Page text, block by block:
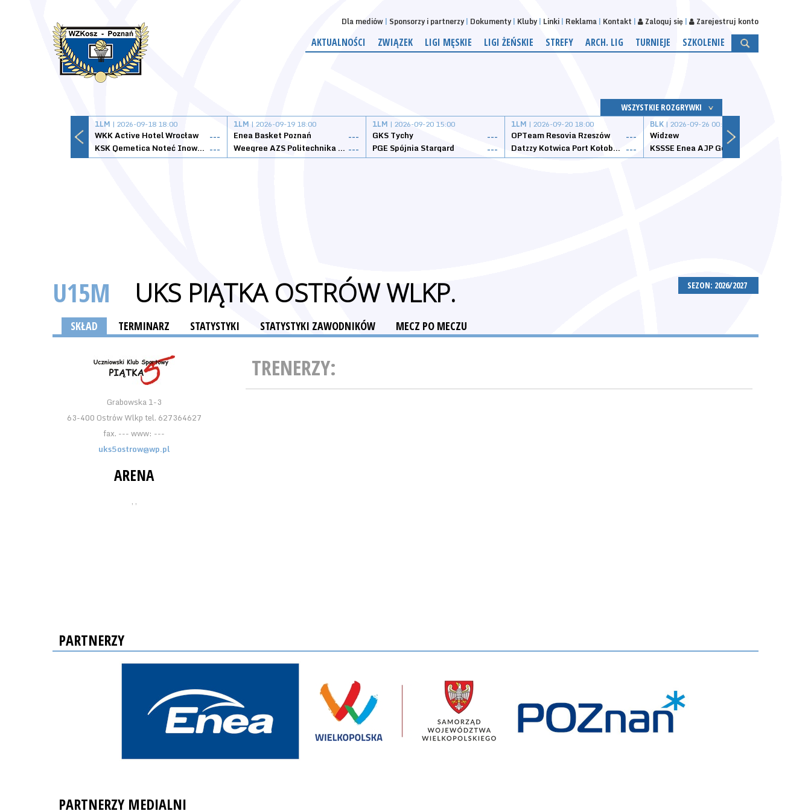
Dla mediów Sponsorzy i partnerzy Dokumenty Kluby Linki Reklama Kontakt Zaloguj się Zarejestruj konto
AKTUALNOŚCI ZWIĄZEK LIGI MĘSKIE LIGI ŻEŃSKIE STREFY ARCH. LIG TURNIEJE SZKOLENIE
WSZYSTKIE ROZGRYWKI
1LM | 2026-09-18 18:00
WKK Active Hotel Wrocław
---
KSK Qemetica Noteć Inowrocław ---
1LM | 2026-09-19 18:00
Enea Basket Poznań
---
Weegree AZS Politechnika Opolska ---
1LM | 2026-09-20 15:00
GKS Tychy
---
PGE Spójnia Stargard
---
1LM | 2026-09-20 18:00
OPTeam Resovia Rzeszów
---
Datzzy Kotwica Port Kołobrzeg ---
BLK | 2026-09-26 00:00
Widzew
SEZON: 2026/2027
U15M UKS PIĄTKA OSTRÓW WLKP.
SKŁAD TERMINARZ STATYSTYKI STATYSTYKI ZAWODNIKÓW MECZ PO MECZU
Grabowska 1-3
63-400 Ostrów Wlkp tel. 627364627
fax. --- www: ---
uks5ostrow@wp.pl
ARENA
, ,
TRENERZY:
PARTNERZY
PARTNERZY MEDIALNI